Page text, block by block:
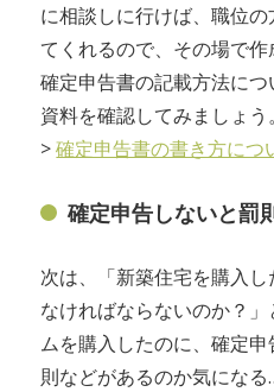
に相談しに行けば、職位
てくれるので、その場で作
確定申告書の記載方法に
資料を確認してみましょう。
>確定申告書の書き方につ
確定申告しないと罰
次は、「新築住宅を購入
なければならないのか？
ムを購入したのに、確定
則などがあるのか気にな